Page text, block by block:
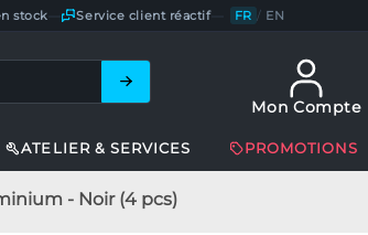
stock Service client réactif— FR / EN
Mon Compte
ATELIER & SERVICES PROMOTIONS
- Noir (4 pcs)